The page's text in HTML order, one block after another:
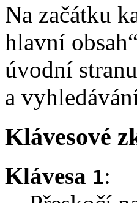
Na začátku
hlavní
úvodní
a
Klávesové
Klávesa 1: